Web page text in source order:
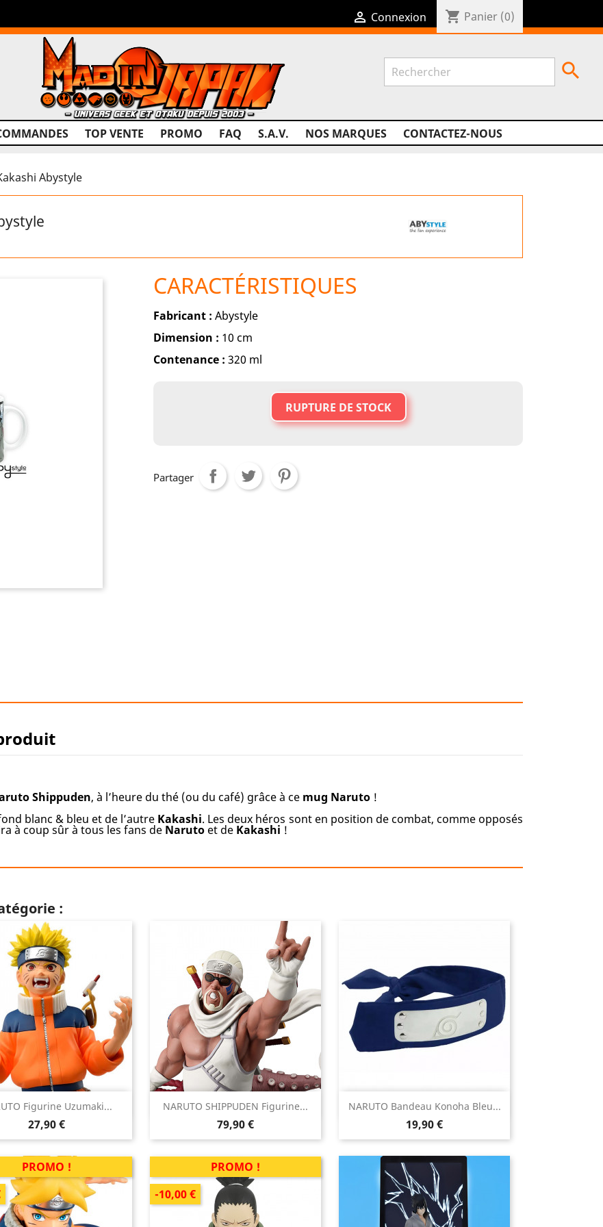
 Connexion shopping_cart Panier (0)
TOP VENTE PROMO FAQ S.A.V. NOS MARQUES CONTACTEZ-NOUS

Abystyle
CARACTÉRISTIQUES
Fabricant : Abystyle
Dimension : 10 cm
Contenance : 320 ml
RUPTURE DE STOCK
Partager
Shippuden, à l’heure du thé (ou du café) grâce à ce mug Naruto !
blanc & bleu et de l’autre Kakashi. Les deux héros sont en position de combat, comme opposés
à coup sûr à tous les fans de Naruto et de Kakashi !
:
Figurine Uzumaki...
Prix
27,90 €
Aperçu rapide NARUTO SHIPPUDEN Figurine...
Prix
79,90 €
Aperçu rapide NARUTO Bandeau Konoha Bleu...
Prix
19,90 €
Aperçu rapide
PROMO !
PROMO !
-10,00 €